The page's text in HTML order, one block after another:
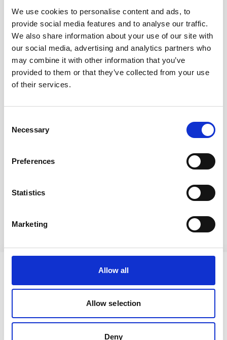
We use cookies to personalise content and ads, to
provide social media features and to analyse our traffic.
We also share information about your use of our site with
our social media, advertising and analytics partners who
may combine it with other information that you’ve
provided to them or that they’ve collected from your use
of their services.
Selection
Necessary
Preferences
Statistics
Marketing
Allow all
Allow selection
Deny
Denne medicin kan tages med eller uden mad.
LACROFARM